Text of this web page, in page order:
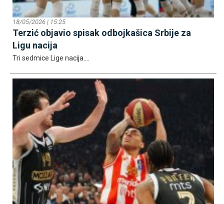
18/05/2026 | 15:25
Terzić objavio spisak odbojkašica Srbije za
Ligu nacija
Tri sedmice Lige nacija....